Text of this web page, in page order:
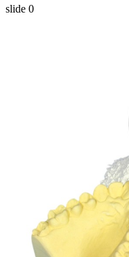
slide 0